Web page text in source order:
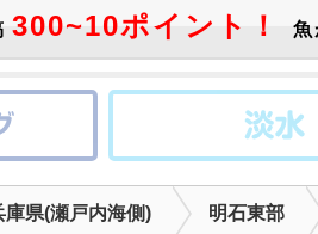
300~10ポイント！ 魚
庫県(瀬戸内海側) 明石東部